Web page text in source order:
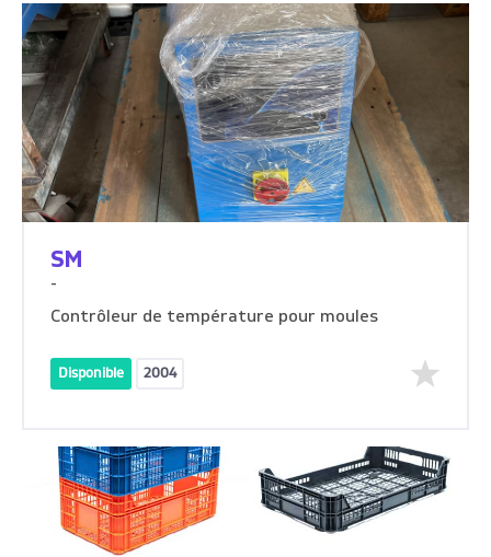
SM
-
Contrôleur de température pour moules
Disponible 2004